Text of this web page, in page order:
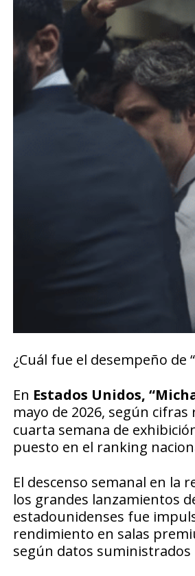
¿Cuál fue el desempeño de
En Estados Unidos,
mayo de 2026, según
cuarta semana de
puesto en el ranking
El descenso semanal en la
los grandes lanzamientos
estadounidenses fue
rendimiento en salas
según datos